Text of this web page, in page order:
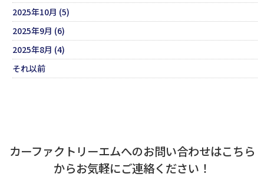
2025年10月 (5)
2025年9月 (6)
2025年8月 (4)
それ以前
カーファクトリーエムへのお問い合わせはこちら
からお気軽にご連絡ください！